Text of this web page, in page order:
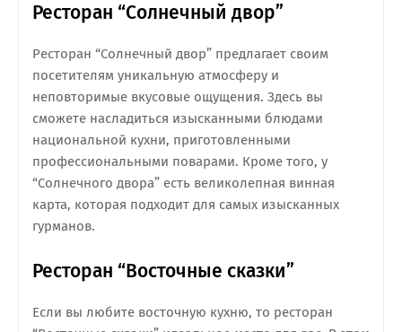
Ресторан “Солнечный двор”
Ресторан “Солнечный двор” предлагает своим
посетителям уникальную атмосферу и
неповторимые вкусовые ощущения. Здесь вы
сможете насладиться изысканными блюдами
национальной кухни, приготовленными
профессиональными поварами. Кроме того, у
“Солнечного двора” есть великолепная винная
карта, которая подходит для самых изысканных
гурманов.
Ресторан “Восточные сказки”
Если вы любите восточную кухню, то ресторан